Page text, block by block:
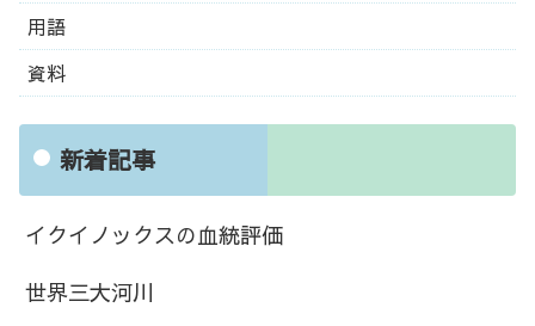
用語
資料
新着記事
イクイノックスの血統評価
世界三大河川